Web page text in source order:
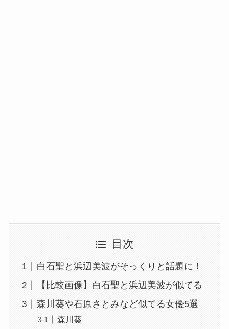
目次
白石聖と浜辺美波がそっくりと話題に！
【比較画像】白石聖と浜辺美波が似てる
森川葵や石原さとみなど似てる女優5選
森川葵